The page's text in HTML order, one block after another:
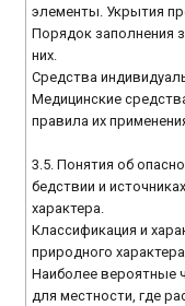
элементы. Укрытия
Порядок заполнения
них.
Средства
Медицинские
правила их
3.5. Понятия об
бедствии и
характера.
Классификация и
природного
Наиболее вероятные
для местности, где